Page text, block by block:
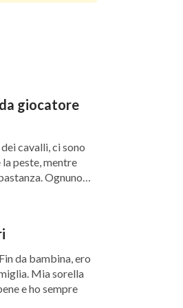
cercare,
modo che tu
la
avevo
mio dolore,
io tornassi
giocatore
cavalli, ci sono
peste, mentre
Ognuno
da bambina, ero
Mia sorella
e ho sempre